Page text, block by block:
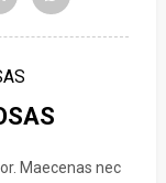
Maecenas nec